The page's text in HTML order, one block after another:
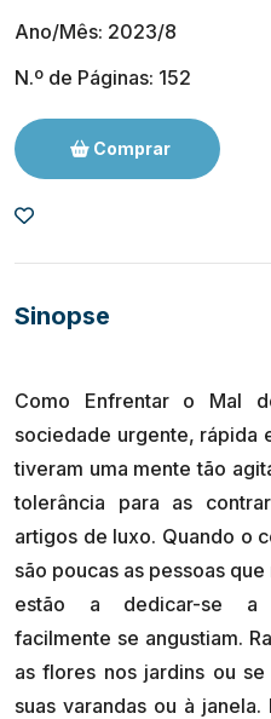
Ano/Mês: 2023/8
N.º de Páginas: 152
Comprar
Sinopse
Como Enfrentar o Mal
sociedade urgente, rápida
tiveram uma mente tão
tolerância para as
artigos de luxo. Quando o
são poucas as pessoas
estão a dedicar-se a
facilmente se angustiam.
as flores nos jardins ou
suas varandas ou à